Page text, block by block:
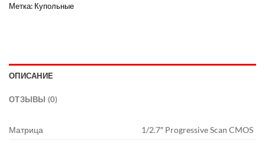
Метка: Купольные
ОПИСАНИЕ
ОТЗЫВЫ (0)
Матрица
1/2.7″ Progressive Scan CMOS